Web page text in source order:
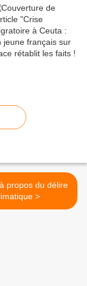
propos du délire
climatique >